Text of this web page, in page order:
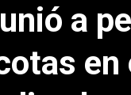
a
en